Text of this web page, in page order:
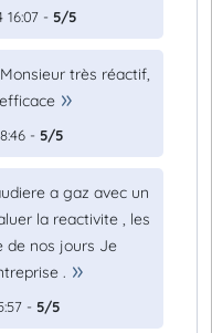
- 5/5
très réactif,
- 5/5
a gaz avec un
la reactivite , les
de nos jours Je
.
- 5/5